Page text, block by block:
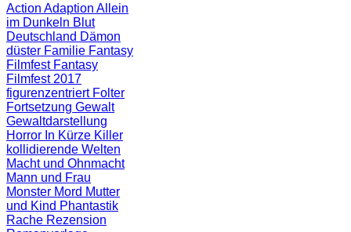
Action Adaption Allein
im Dunkeln Blut
Deutschland Dämon
düster Familie Fantasy
Filmfest Fantasy
Filmfest 2017
figurenzentriert Folter
Fortsetzung Gewalt
Gewaltdarstellung
Horror In Kürze Killer
kollidierende Welten
Macht und Ohnmacht
Mann und Frau
Monster Mord Mutter
und Kind Phantastik
Rache Rezension